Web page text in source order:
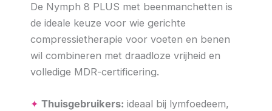
De Nymph 8 PLUS met beenmanchetten is
de ideale keuze voor wie gerichte
compressietherapie voor voeten en benen
wil combineren met draadloze vrijheid en
volledige MDR-certificering.
✦ Thuisgebruikers: ideaal bij lymfoedeem,